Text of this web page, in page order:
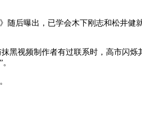
随后曝出，已学会木下刚志和松井健
黑视频制作者有过联系时，高市闪烁